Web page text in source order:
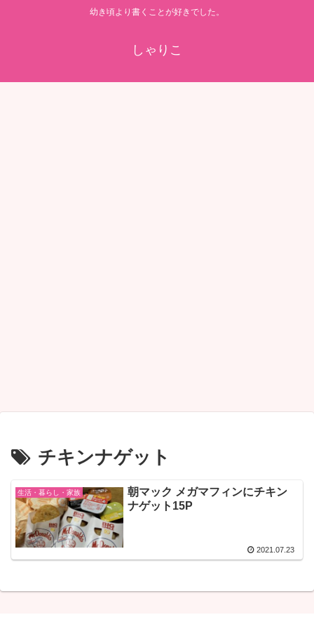
幼き頃より書くことが好きでした。
しゃりこ
チキンナゲット
生活・暮らし・家族
朝マック メガマフィンにチキン
ナゲット15P
2021.07.23